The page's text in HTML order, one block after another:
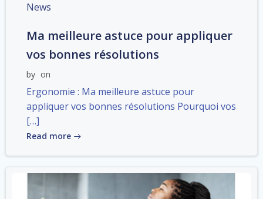
News
Ma meilleure astuce pour appliquer
vos bonnes résolutions
by on
Ergonomie : Ma meilleure astuce pour
appliquer vos bonnes résolutions Pourquoi vos
[…]
Read more